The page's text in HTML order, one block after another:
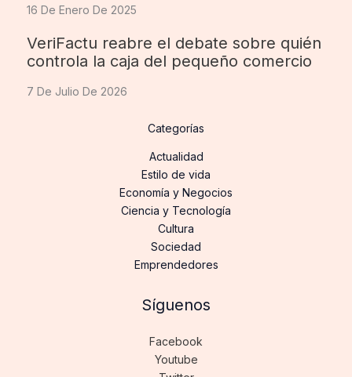
16 De Enero De 2025
VeriFactu reabre el debate sobre quién
controla la caja del pequeño comercio
7 De Julio De 2026
Categorías
Actualidad
Estilo de vida
Economía y Negocios
Ciencia y Tecnología
Cultura
Sociedad
Emprendedores
Síguenos
Facebook
Youtube